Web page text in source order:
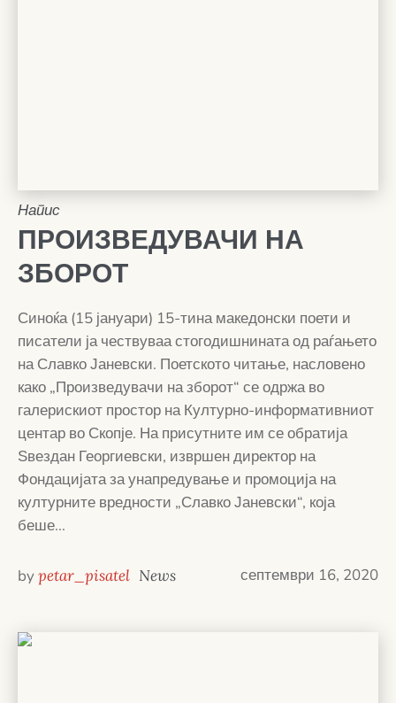
Напис
ПРОИЗВЕДУВАЧИ НА
ЗБОРОТ
Синоќа (15 јануари) 15-тина македонски поети и
писатели ја чествуваа стогодишнината од раѓањето
на Славко Јаневски. Поетското читање, насловено
како „Произведувачи на зборот“ се одржа во
галерискиот простор на Културно-информативниот
центар во Скопје. На присутните им се обратија
Ѕвездан Георгиевски, извршен директор на
Фондацијата за унапредување и промоција на
културните вредности „Славко Јаневски“, која
беше...
септември 16, 2020
bypetar_pisatel News